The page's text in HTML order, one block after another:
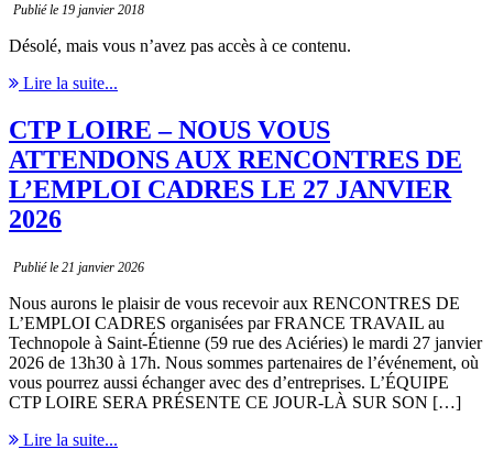
Publié le 19 janvier 2018
Désolé, mais vous n’avez pas accès à ce contenu.
Lire la suite...
CTP LOIRE – NOUS VOUS
ATTENDONS AUX RENCONTRES DE
L’EMPLOI CADRES LE 27 JANVIER
2026
Publié le 21 janvier 2026
Nous aurons le plaisir de vous recevoir aux RENCONTRES DE
L’EMPLOI CADRES organisées par FRANCE TRAVAIL au
Technopole à Saint-Étienne (59 rue des Aciéries) le mardi 27 janvier
2026 de 13h30 à 17h. Nous sommes partenaires de l’événement, où
vous pourrez aussi échanger avec des d’entreprises. L’ÉQUIPE
CTP LOIRE SERA PRÉSENTE CE JOUR-LÀ SUR SON […]
Lire la suite...